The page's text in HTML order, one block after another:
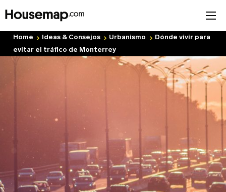
Home Ideas & Consejos Urbanismo
Dónde vivir para
evitar el tráfico de Monterrey
Únete al directorio
Correo Electrónico (requerido)
Nombre del negocio (requerido)